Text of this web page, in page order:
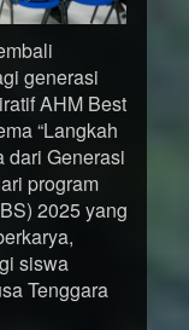
generasi
AHM Best
“Langkah
dari Generasi
program
2025 yang
siswa
Tenggara